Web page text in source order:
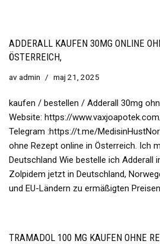
ADDERALL KAUFEN 30MG ONLINE
ÖSTERREICH,
avadmin maj 21, 2025
kaufen / bestellen / Adderall 30mg
Website: https://
Telegram :https://t.me/
ohne Rezept online in Österreich. Ich
Deutschland Wie bestelle ich Adderall
Zolpidem jetzt in Deutschland,
und EU-Ländern zu ermäßigten
TRAMADOL 100 MG KAUFEN OHNE